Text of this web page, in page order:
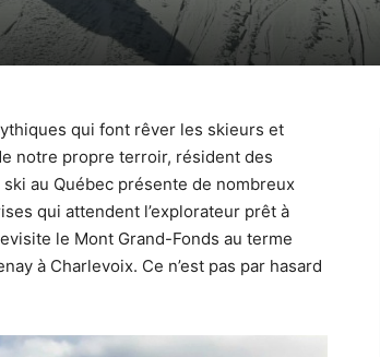
qui font rêver les skieurs et
notre propre terroir, résident des
au Québec présente de nombreux
qui attendent l’explorateur prêt à
le Mont Grand-Fonds au terme
à Charlevoix. Ce n’est pas par hasard